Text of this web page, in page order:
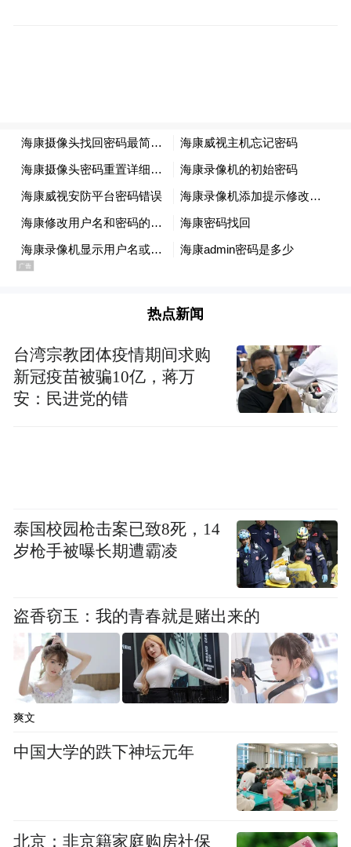
热点新闻
台湾宗教团体疫情期间求购
新冠疫苗被骗10亿，蒋万
安：民进党的错
泰国校园枪击案已致8死，14
岁枪手被曝长期遭霸凌
盗香窃玉：我的青春就是赌出来的
爽文
中国大学的跌下神坛元年
北京：非京籍家庭购房社保